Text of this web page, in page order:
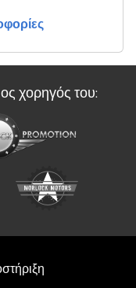
χορηγός του: